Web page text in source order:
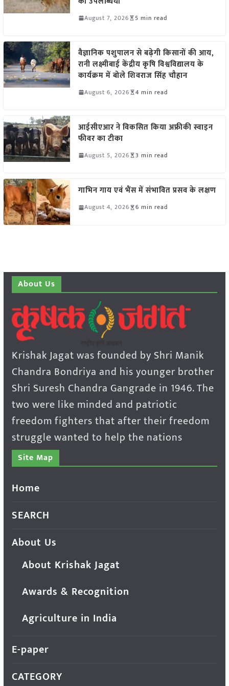
August 7, 2026 5 min read
वैज्ञानिक पशुपालन से बढ़ेगी किसानों की आय,
रानी लक्ष्मीबाई केंद्रीय कृषि विश्वविद्यालय के
कार्यक्रम में बोले शिवराज सिंह चौहान
August 6, 2026 4 min read
आईसीएआर ने विकसित किया अफ्रीकी स्वाइन
फीवर का टीका
August 5, 2026 3 min read
गाभिन गाय एवं भैंस में संभावित प्रसव के लक्षण
August 4, 2026 6 min read
About Us
Krishak Jagat was founded by Shri Manik
Chandra Bondriya and his younger brother
Shri Suresh Chandra Gangrade in 1946. The
two were like minded and patriotic
freedom fighters that after their freedom
struggle wanted to help the nations
Site Map
Home
SEARCH
About Us
About Krishak Jagat
Awards & Recognition
Agriculture in India
E-paper
CATEGORY